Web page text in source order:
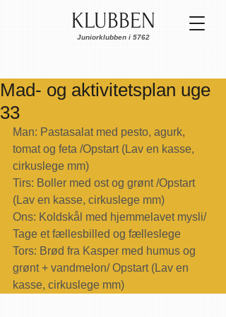
KLUBBEN
Juniorklubben i 5762
Mad- og aktivitetsplan uge
33
Man: Pastasalat med pesto, agurk,
tomat og feta /Opstart (Lav en kasse,
cirkuslege mm)
Tirs: Boller med ost og grønt /Opstart
(Lav en kasse, cirkuslege mm)
Ons: Koldskål med hjemmelavet mysli/
Tage et fællesbilled og fælleslege
Tors: Brød fra Kasper med humus og
grønt + vandmelon/ Opstart (Lav en
kasse, cirkuslege mm)